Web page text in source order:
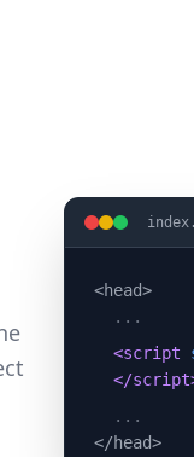
<head>
...
<script
</
...
</head>